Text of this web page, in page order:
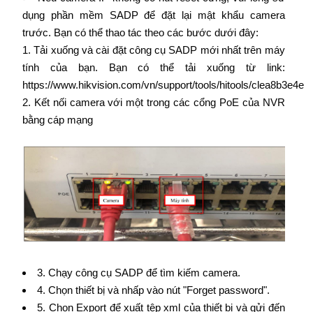
dụng phần mềm SADP để đặt lại mật khẩu camera
trước. Bạn có thể thao tác theo các bước dưới đây:
1. Tải xuống và cài đặt công cụ SADP mới nhất trên máy
tính của bạn. Bạn có thể tải xuống từ link:
https://www.hikvision.com/vn/support/tools/hitools/
2. Kết nối camera với một trong các cổng PoE của NVR
bằng cáp mạng
3. Chạy công cụ SADP để tìm kiếm camera.
4. Chọn thiết bị và nhấp vào nút "Forget password".
5. Chọn Export để xuất tệp xml của thiết bị và gửi đến